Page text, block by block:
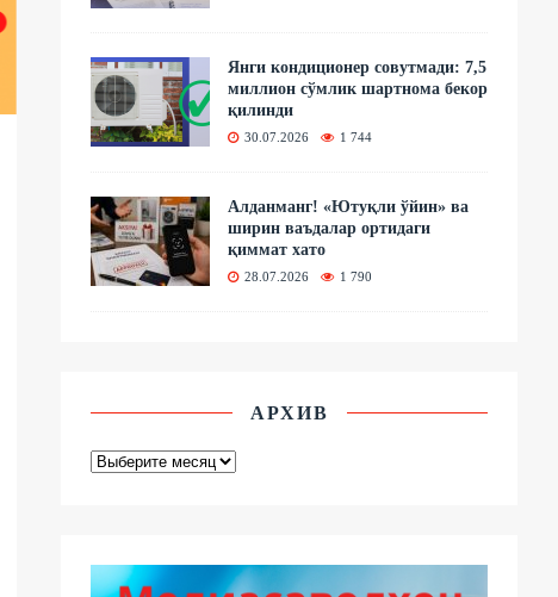
Янги кондиционер совутмади: 7,5
миллион сўмлик шартнома бекор
қилинди
30.07.2026 1 744
Алданманг! «Ютуқли ўйин» ва
ширин ваъдалар ортидаги
қиммат хато
28.07.2026 1 790
АРХИВ